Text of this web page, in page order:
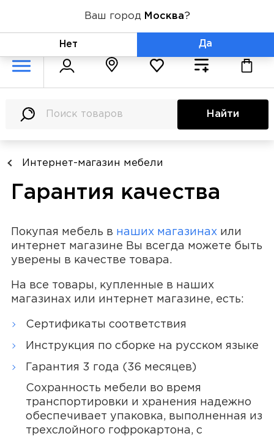
+7 (800) 775-71-06
Найти
Интернет-магазин мебели
Гарантия качества
Покупая мебель в наших магазинахили
интернет магазине Вы всегда можете быть
уверены в качестве товара.
На все товары, купленные в наших
магазинах или интернет магазине, есть:
Сертификаты соответствия
Инструкция по сборке на русском языке
Гарантия 3 года (36 месяцев)
Сохранность мебели во время
транспортировки и хранения надежно
обеспечивает упаковка, выполненная из
трехслойного гофрокартона, с
Ваш город Москва?
Нет Да